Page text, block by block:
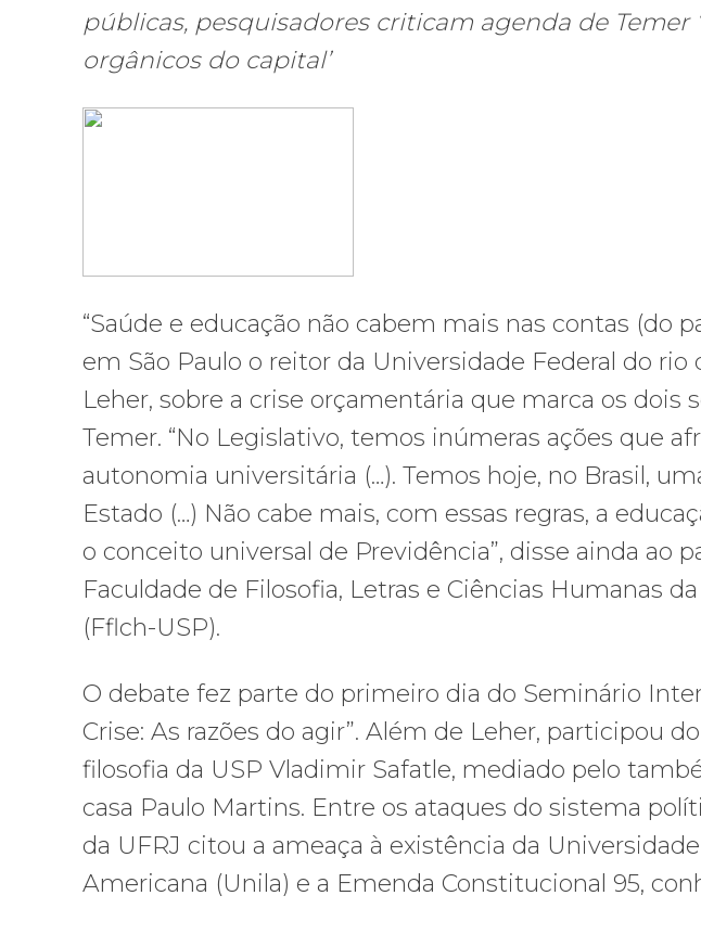
públicas, pesquisadores criticam agenda de Temer
orgânicos do capital’
“Saúde e educação não cabem mais nas contas (do
em São Paulo o reitor da Universidade Federal do rio
Leher, sobre a crise orçamentária que marca os dois
Temer. “No Legislativo, temos inúmeras ações que
autonomia universitária (…). Temos hoje, no Brasil,
Estado (…) Não cabe mais, com essas regras, a
o conceito universal de Previdência”, disse ainda ao
Faculdade de Filosofia, Letras e Ciências Humanas
(Fflch-USP).
O debate fez parte do primeiro dia do Seminário
Crise: As razões do agir”. Além de Leher, participou
filosofia da USP Vladimir Safatle, mediado pelo
casa Paulo Martins. Entre os ataques do sistema
da UFRJ citou a ameaça à existência da
Americana (Unila) e a Emenda Constitucional 95,